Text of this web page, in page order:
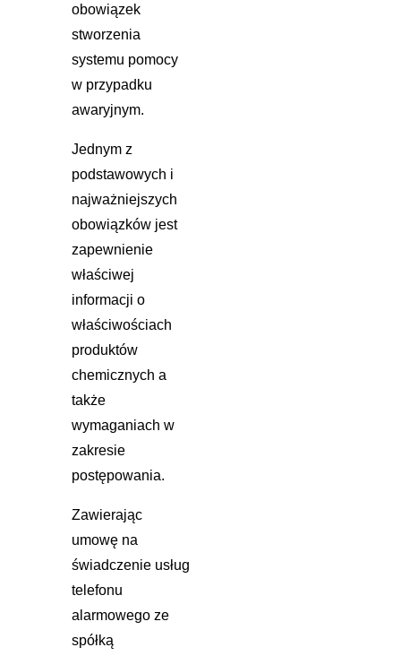
obowiązek
stworzenia
systemu pomocy
w przypadku
awaryjnym.
Jednym z
podstawowych i
najważniejszych
obowiązków jest
zapewnienie
właściwej
informacji o
właściwościach
produktów
chemicznych a
także
wymaganiach w
zakresie
postępowania.
Zawierając
umowę na
świadczenie usług
telefonu
alarmowego ze
spółką